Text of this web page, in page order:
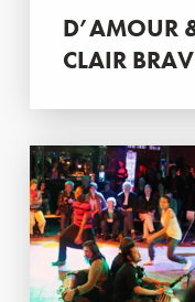
D’AMOUR
CLAIR